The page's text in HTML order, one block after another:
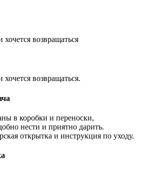
возвращаться
возвращаться.
в коробки и переноски,
нести и приятно дарить.
открытка и инструкция по уходу.